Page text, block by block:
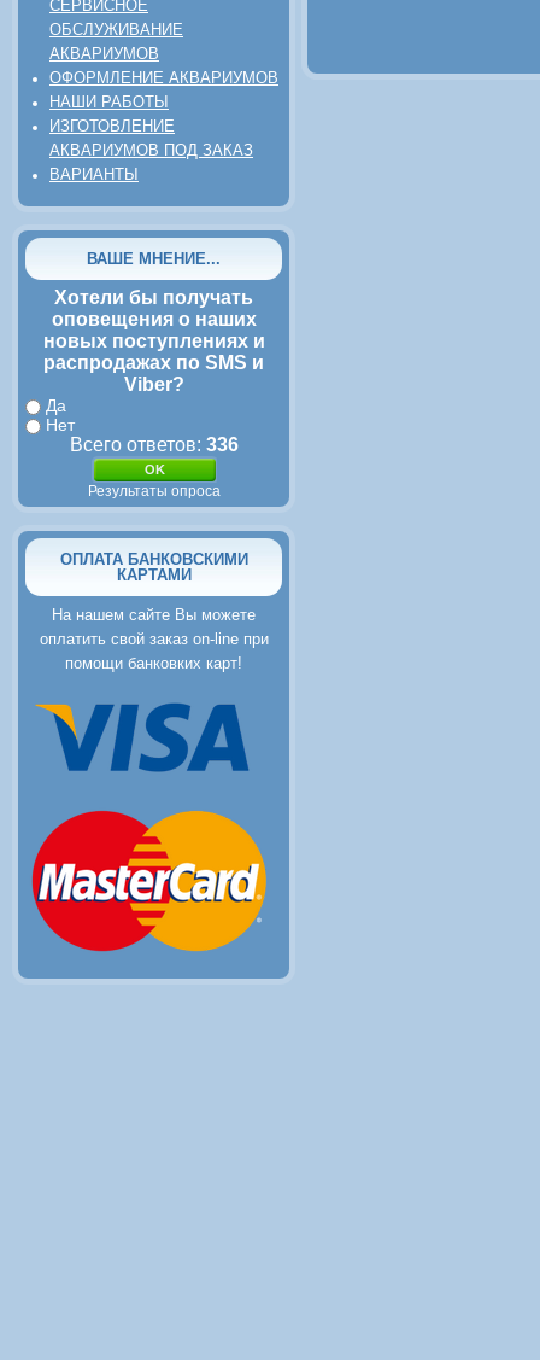
СЕРВИСНОЕ
ОБСЛУЖИВАНИЕ
АКВАРИУМОВ
ОФОРМЛЕНИЕ АКВАРИУМОВ
НАШИ РАБОТЫ
ИЗГОТОВЛЕНИЕ
АКВАРИУМОВ ПОД ЗАКАЗ
ВАРИАНТЫ
ВАШЕ МНЕНИЕ...
Хотели бы получать
оповещения о наших
новых поступлениях и
распродажах по SMS и
Viber?
Да
Нет
Всего ответов: 336
Результаты опроса
ОПЛАТА БАНКОВСКИМИ
КАРТАМИ
На нашем сайте Вы можете
оплатить свой заказ on-line при
помощи банковких карт!